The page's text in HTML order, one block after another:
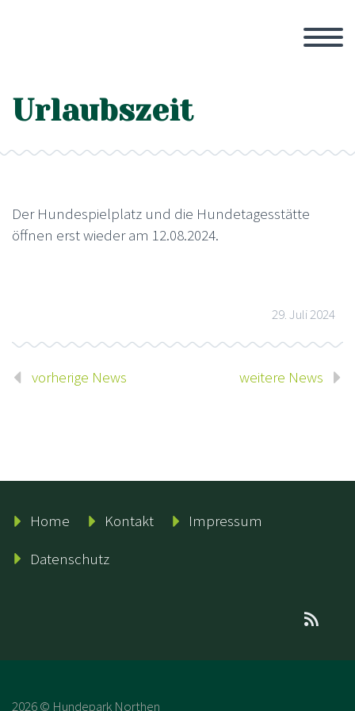
Urlaubszeit
Der Hundespielplatz und die Hundetagesstätte
öffnen erst wieder am 12.08.2024.
29. Juli 2024
vorherige News weitere News
Home Kontakt
Impressum
Datenschutz
2026 © Hundepark Northen